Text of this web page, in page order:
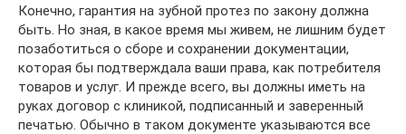
Конечно, гарантия на зубной протез по закону должна
быть. Но зная, в какое время мы живем, не лишним будет
позаботиться о сборе и сохранении документации,
которая бы подтверждала ваши права, как потребителя
товаров и услуг. И прежде всего, вы должны иметь на
руках договор с клиникой, подписанный и заверенный
печатью. Обычно в таком документе указываются все